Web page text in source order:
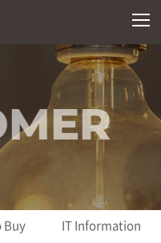
Buy
IT Information